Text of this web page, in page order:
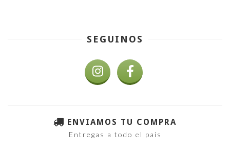
SEGUINOS
ENVIAMOS TU COMPRA
Entregas a todo el país